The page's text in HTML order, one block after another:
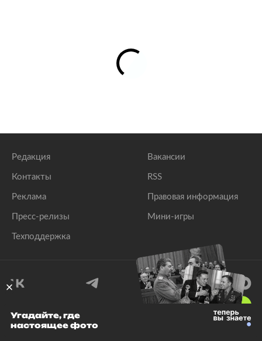
Редакция
Контакты
Реклама
Пресс-релизы
Техподдержка
Вакансии
RSS
Правовая информация
Мини-игры
© 1999–2026 Все права защищены.
Угадайте, где
настоящее фото